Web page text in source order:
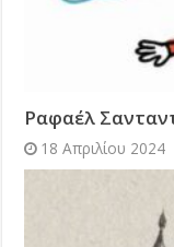
Ραφαέλ
18 Απριλίου 2024